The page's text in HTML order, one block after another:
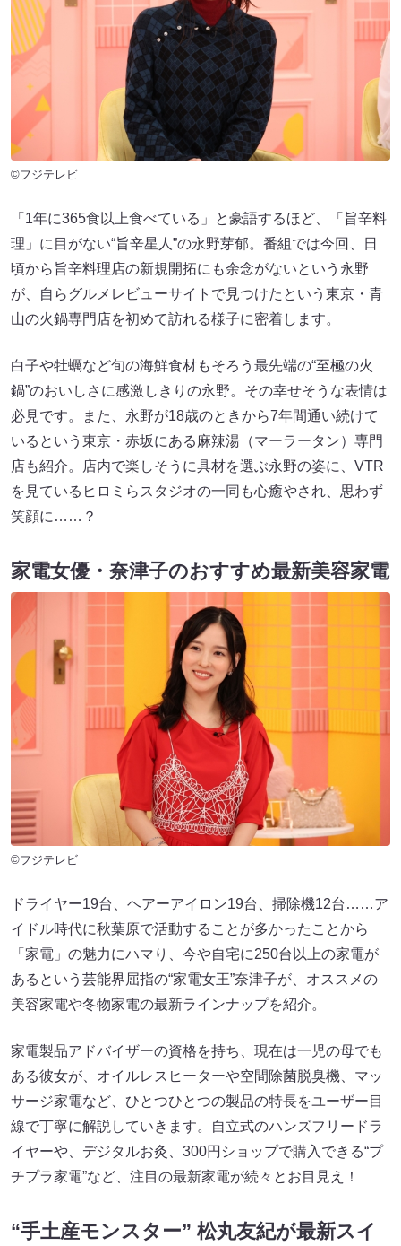
©フジテレビ
「1年に365食以上食べている」と豪語するほど、「旨辛料
理」に目がない“旨辛星人”の永野芽郁。番組では今回、日
頃から旨辛料理店の新規開拓にも余念がないという永野
が、自らグルメレビューサイトで見つけたという東京・青
山の火鍋専門店を初めて訪れる様子に密着します。
白子や牡蠣など旬の海鮮食材もそろう最先端の“至極の火
鍋”のおいしさに感激しきりの永野。その幸せそうな表情は
必見です。また、永野が18歳のときから7年間通い続けて
いるという東京・赤坂にある麻辣湯（マーラータン）専門
店も紹介。店内で楽しそうに具材を選ぶ永野の姿に、VTR
を見ているヒロミらスタジオの一同も心癒やされ、思わず
笑顔に……？
家電女優・奈津子のおすすめ最新美容家電
©フジテレビ
ドライヤー19台、ヘアーアイロン19台、掃除機12台……ア
イドル時代に秋葉原で活動することが多かったことから
「家電」の魅力にハマり、今や自宅に250台以上の家電が
あるという芸能界屈指の“家電女王”奈津子が、オススメの
美容家電や冬物家電の最新ラインナップを紹介。
家電製品アドバイザーの資格を持ち、現在は一児の母でも
ある彼女が、オイルレスヒーターや空間除菌脱臭機、マッ
サージ家電など、ひとつひとつの製品の特長をユーザー目
線で丁寧に解説していきます。自立式のハンズフリードラ
イヤーや、デジタルお灸、300円ショップで購入できる“プ
チプラ家電”など、注目の最新家電が続々とお目見え！
“手土産モンスター” 松丸友紀が最新スイ